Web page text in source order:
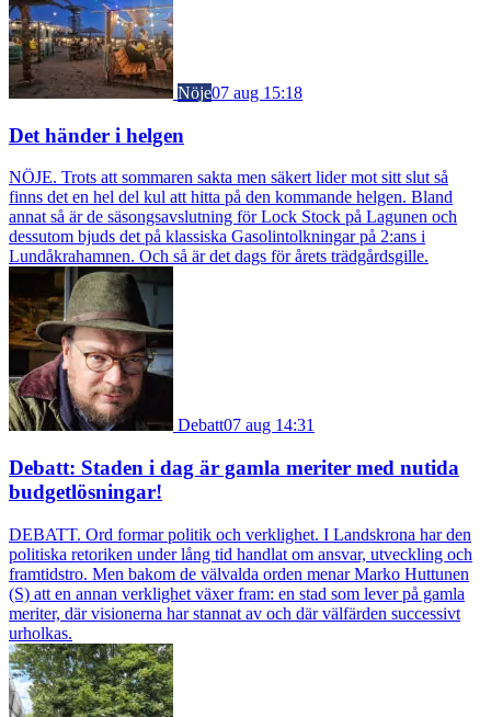
Nöje07 aug 15:18
Det händer i helgen
NÖJE. Trots att sommaren sakta men säkert lider mot sitt slut så
finns det en hel del kul att hitta på den kommande helgen. Bland
annat så är de säsongsavslutning för Lock Stock på Lagunen och
dessutom bjuds det på klassiska Gasolintolkningar på 2:ans i
Lundåkrahamnen. Och så är det dags för årets trädgårdsgille.
Debatt07 aug 14:31
Debatt: Staden i dag är gamla meriter med nutida
budgetlösningar!
DEBATT. Ord formar politik och verklighet. I Landskrona har den
politiska retoriken under lång tid handlat om ansvar, utveckling och
framtidstro. Men bakom de välvalda orden menar Marko Huttunen
(S) att en annan verklighet växer fram: en stad som lever på gamla
meriter, där visionerna har stannat av och där välfärden successivt
urholkas.